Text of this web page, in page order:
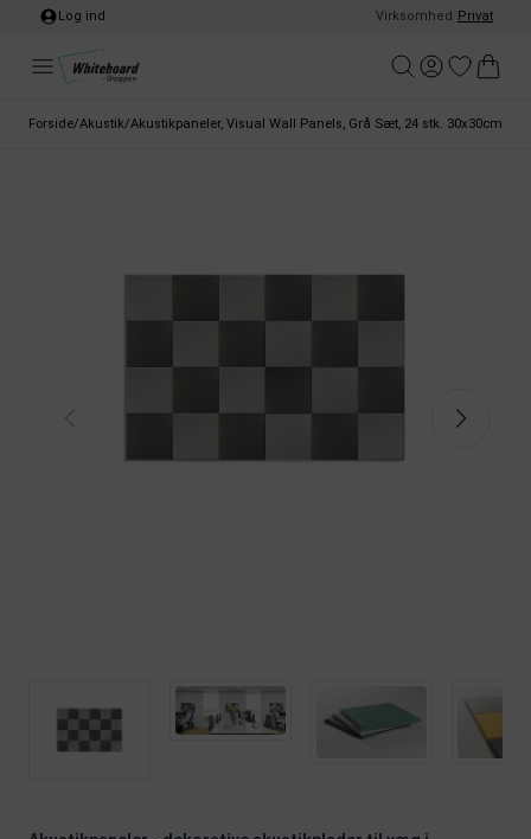
Log ind Virksomhed Privat
Forside/Akustik/Akustikpaneler, Visual Wall Panels, Grå Sæt, 24 stk. 30x30cm,